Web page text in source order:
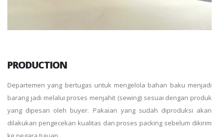
PRODUCTION
Departemen yang bertugas untuk mengelola bahan baku menjadi
barang jadi melalui proses menjahit (sewing) sesuai dengan produk
yang dipesan oleh buyer. Pakaian yang sudah diproduksi akan
dilakukan pengecekan kualitas dan proses packing sebelum dikirim